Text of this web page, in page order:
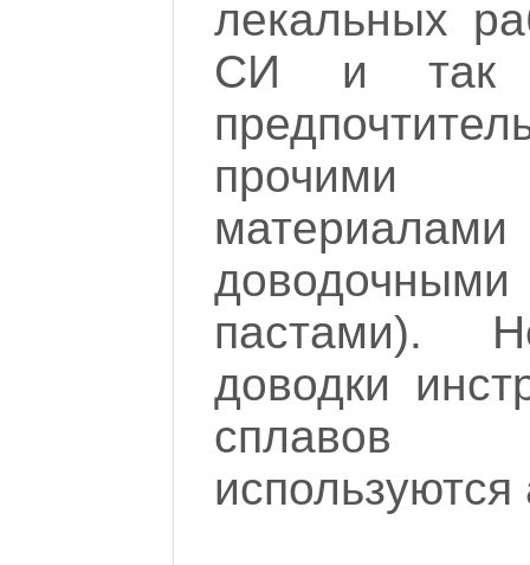
лекальных
СИ и так
прочими
пастами).
доводки
сплавов